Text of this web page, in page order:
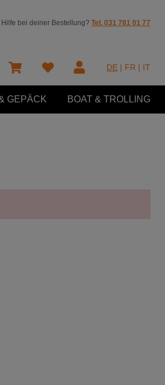
Hilfe bei deiner Bestellung? Tel. 031 781 01 77
DE FR IT
GEPÄCK BOAT & TROLLING